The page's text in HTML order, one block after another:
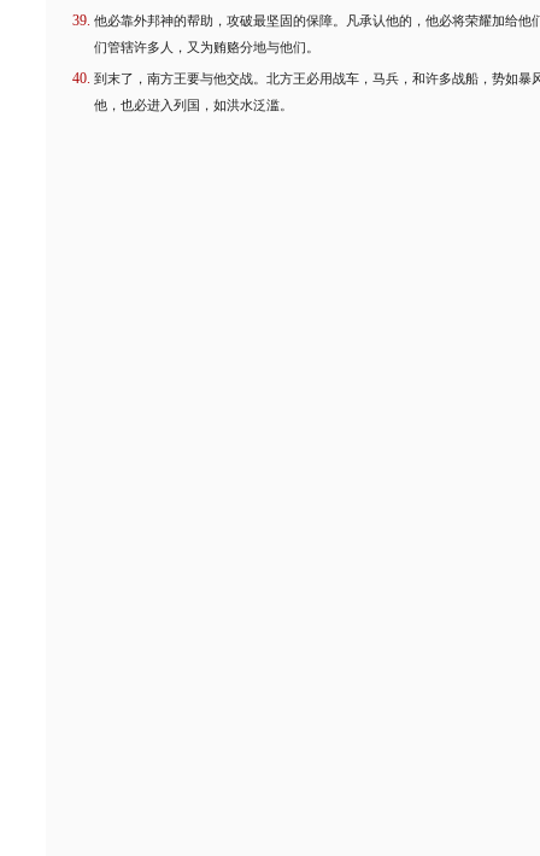
他必靠外邦神的帮助，攻破最坚固的保障。凡承认他的，他必将荣耀加给他
们管辖许多人，又为贿赂分地与他们。
到末了，南方王要与他交战。北方王必用战车，马兵，和许多战船，势如暴
他，也必进入列国，如洪水泛滥。